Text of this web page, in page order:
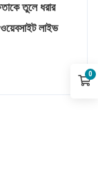
তুলে ধরার
লাইভ
0